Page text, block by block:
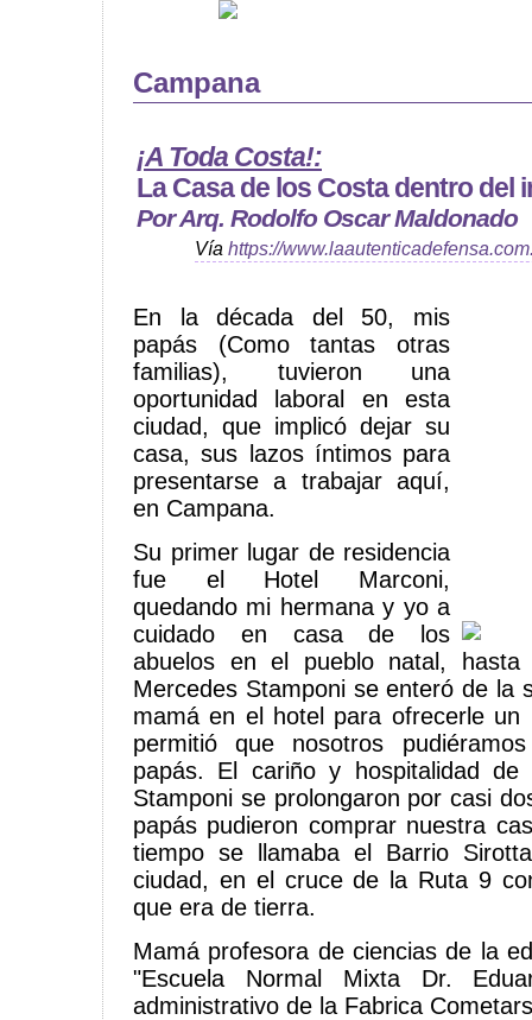
Campana
¡A Toda Costa!:
La Casa de los Costa dentro del
Por Arq. Rodolfo Oscar Maldonado
Vía https://
En la década del 50, mis
papás (Como tantas otras
familias), tuvieron una
oportunidad laboral en esta
ciudad, que implicó dejar su
casa, sus lazos íntimos para
presentarse a trabajar aquí,
en Campana.
Su primer lugar de residencia
fue el Hotel Marconi,
quedando mi hermana y yo a
cuidado en casa de los
abuelos en el pueblo natal,
Mercedes Stamponi se enteró de la
mamá en el hotel para ofrecerle
permitió que nosotros
papás. El cariño y hospitalidad
Stamponi se prolongaron por casi
papás pudieron comprar nuestra
tiempo se llamaba el Barrio
ciudad, en el cruce de la Ruta 9
que era de tierra.
Mamá profesora de ciencias de la
"Escuela Normal Mixta Dr.
administrativo de la Fabrica